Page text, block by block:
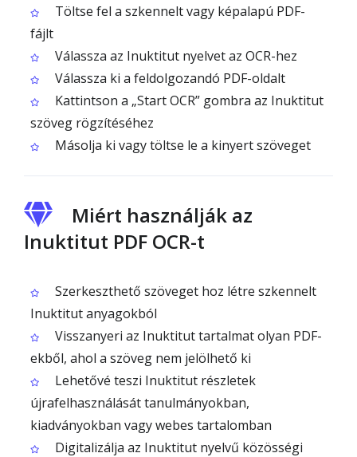
Töltse fel a szkennelt vagy képalapú PDF-
fájlt
Válassza az Inuktitut nyelvet az OCR-hez
Válassza ki a feldolgozandó PDF-oldalt
Kattintson a „Start OCR” gombra az Inuktitut
szöveg rögzítéséhez
Másolja ki vagy töltse le a kinyert szöveget
Miért használják az
Inuktitut PDF OCR-t
Szerkeszthető szöveget hoz létre szkennelt
Inuktitut anyagokból
Visszanyeri az Inuktitut tartalmat olyan PDF-
ekből, ahol a szöveg nem jelölhető ki
Lehetővé teszi Inuktitut részletek
újrafelhasználását tanulmányokban,
kiadványokban vagy webes tartalomban
Digitalizálja az Inuktitut nyelvű közösségi